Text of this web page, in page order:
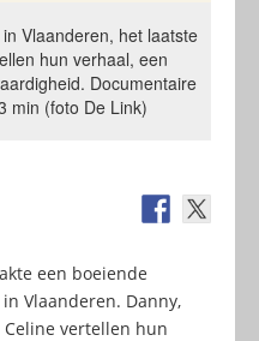
Vlaanderen, het laatste
hun verhaal, een
Documentaire
min (foto De Link)
een boeiende
Vlaanderen. Danny,
Celine vertellen hun